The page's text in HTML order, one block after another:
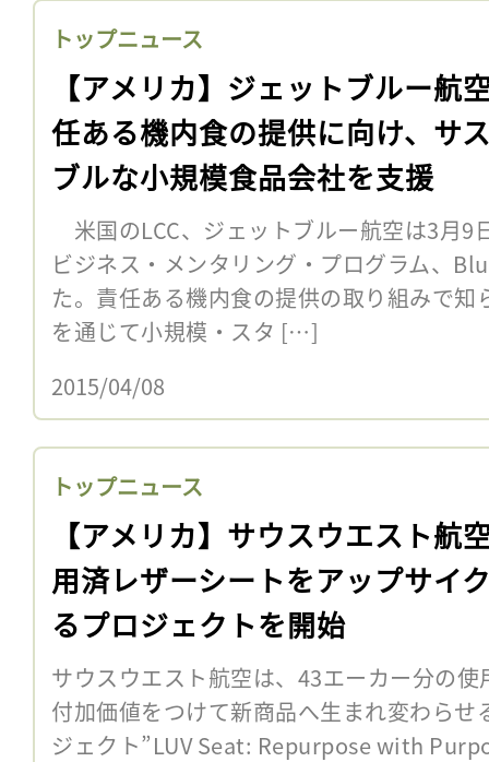
トップニュース
【アメリカ】ジェットブルー航
任ある機内食の提供に向け、サ
ブルな小規模食品会社を支援
米国のLCC、ジェットブルー航空は3月9
ビジネス・メンタリング・プログラム、
た。責任ある機内食の提供の取り組みで
を通じて小規模・スタ […]
2015/04/08
トップニュース
【アメリカ】サウスウエスト航
用済レザーシートをアップサイ
るプロジェクトを開始
サウスウエスト航空は、43エーカー分の
付加価値をつけて新商品へ生まれ変わらせ
ジェクト”LUV Seat: Repurpose with